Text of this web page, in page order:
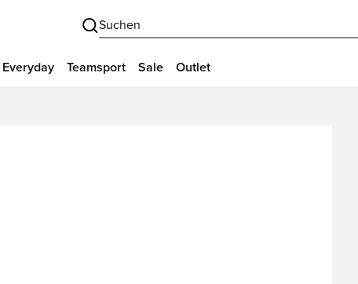
Suchen
Everyday Teamsport Sale Outlet